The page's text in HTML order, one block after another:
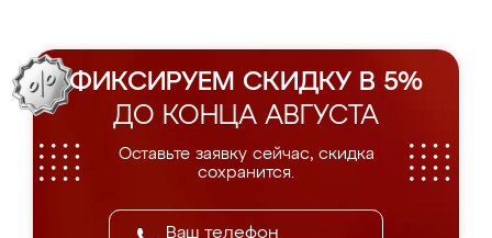
ФИКСИРУЕМ СКИДКУ В 5%
ДО КОНЦА АВГУСТА
Оставьте заявку сейчас, скидка
сохранится.